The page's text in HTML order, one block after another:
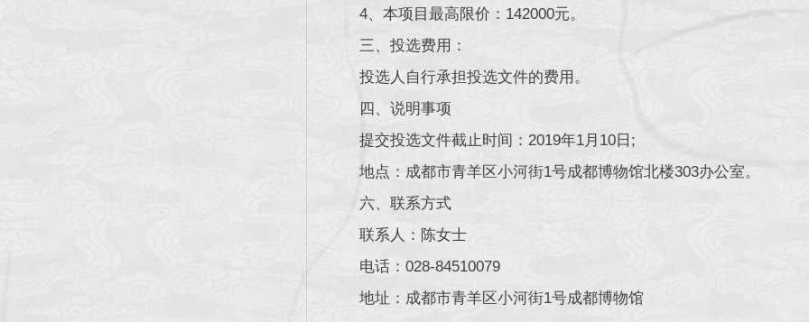
4、本项目最高限价：142000元。
三、投选费用：
投选人自行承担投选文件的费用。
四、说明事项
提交投选文件截止时间：2019年1月10日;
地点：成都市青羊区小河街1号成都博物馆北楼303办公室。
六、联系方式
联系人：陈女士
电话：028-84510079
地址：成都市青羊区小河街1号成都博物馆